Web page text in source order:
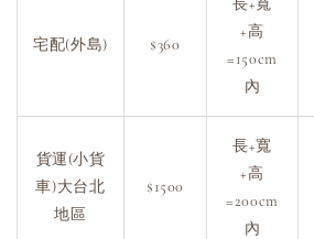
宅配(外島) $360
+高
=150cm
內
貨運(小貨
車)大台北
地區
$1500
長+寬
+高
=200cm
內